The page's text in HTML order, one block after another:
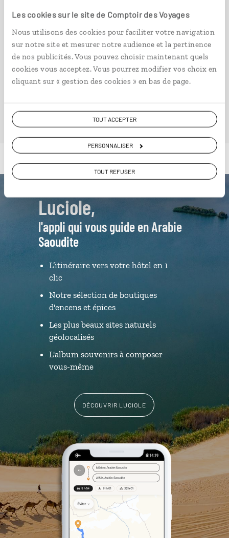
Les cookies sur le site de Comptoir des Voyages
Nous utilisons des cookies pour faciliter votre navigation
sur notre site et mesurer notre audience et la pertinence
de nos publicités. Vous pouvez choisir maintenant quels
cookies vous acceptez. Vous pourrez modifier vos choix en
cliquant sur « gestion des cookies » en bas de page.
TOUT ACCEPTER
PERSONNALISER
TOUT REFUSER
à partir de 5000€
VOIR NOS 3 IDÉES DE VOYAGE EN ARABIE
Luciole,
l'appli qui vous guide en Arabie
Saoudite
L’itinéraire vers votre hôtel en 1
clic
Notre sélection de boutiques
d'encens et épices
Les plus beaux sites naturels
géolocalisés
L'album souvenirs à composer
vous-même
DÉCOUVRIR LUCIOLE